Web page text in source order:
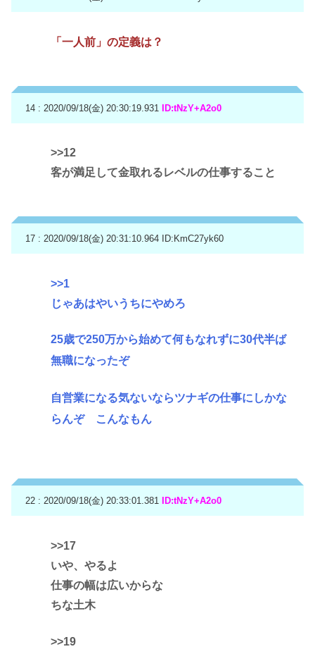
「一人前」の定義は？
14 : 2020/09/18(金) 20:30:19.931 ID:tNzY+A2o0
>>12
客が満足して金取れるレベルの仕事すること
17 : 2020/09/18(金) 20:31:10.964 ID:KmC27yk60
>>1
じゃあはやいうちにやめろ
25歳で250万から始めて何もなれずに30代半ば
無職になったぞ
自営業になる気ないならツナギの仕事にしかな
らんぞ こんなもん
22 : 2020/09/18(金) 20:33:01.381 ID:tNzY+A2o0
>>17
いや、やるよ
仕事の幅は広いからな
ちな土木
>>19